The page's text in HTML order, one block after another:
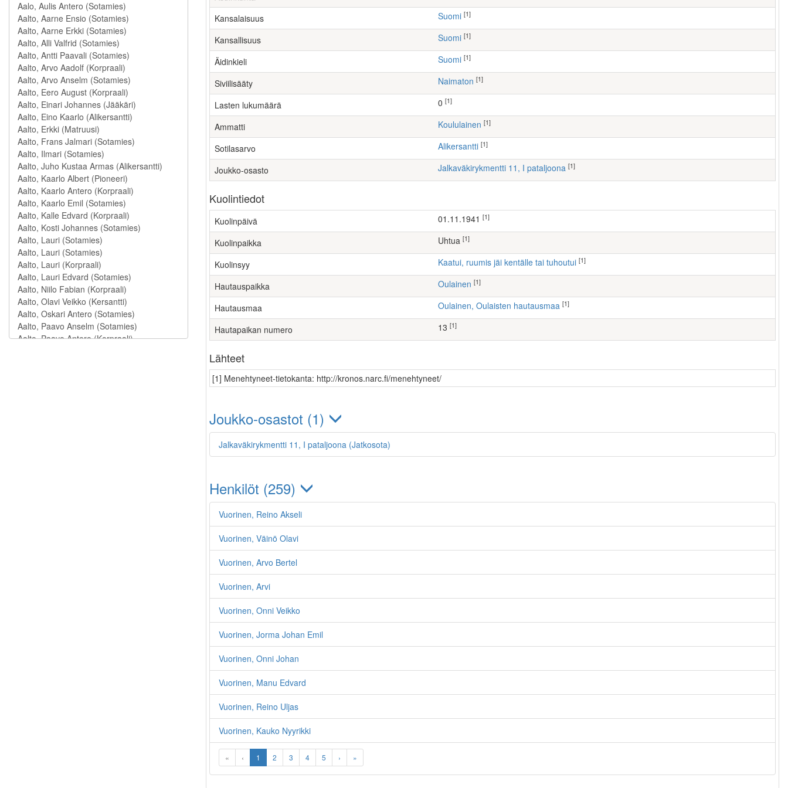
Kansalaisuus Suomi [1]
Kansallisuus Suomi [1]
Äidinkieli Suomi [1]
Siviilisääty Naimaton [1]
Lasten lukumäärä [1]
Ammatti koululainen [1]
Sotilasarvo Alikersantti [1]
Joukko-osasto Jalkaväkirykmentti 11, I pataljoona [1]
Kuolintiedot
Kuolinpäivä 01.11.1941 [1]
Kuolinpaikka Uhtua [1]
Kuolinsyy Kaatui, ruumis jäi kentälle tai tuhoutui [1]
Hautauspaikka Oulainen [1]
Hautausmaa Oulainen, Oulaisten hautausmaa [1]
Hautapaikan numero 13 [1]
Lähteet
[1] Menehtyneet-tietokanta: http://kronos.narc.fi/menehtyneet/
Joukko-osastot (1)
Jalkaväkirykmentti 11, I pataljoona (Jatkosota)
Henkilöt (259)
Vuorinen, Reino Akseli
Vuorinen, Väinö Olavi
Vuorinen, Arvo Bertel
Vuorinen, Arvi
Vuorinen, Onni Veikko
Vuorinen, Jorma Johan Emil
Vuorinen, Onni Johan
Vuorinen, Manu Edvard
Vuorinen, Reino Uljas
Vuorinen, Kauko Nyyrikki
« ‹ 1 2 3 4 5 › »